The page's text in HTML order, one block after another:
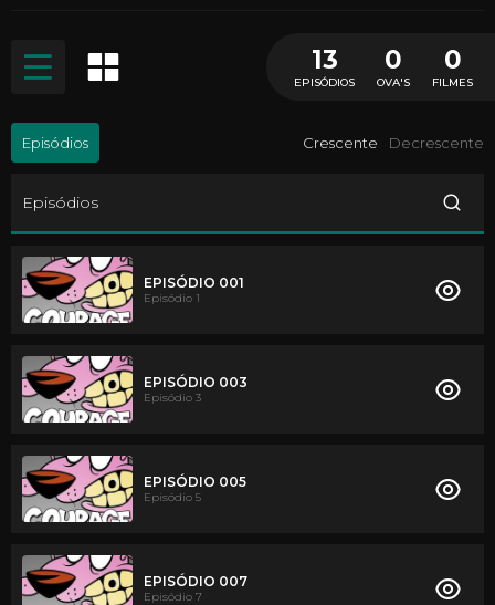
13
EPISÓDIOS
0
OVA'S
0
FILMES
Episódios Crescente Decrescente
Episódios
EPISÓDIO 001
Episódio 1
EPISÓDIO 003
Episódio 3
EPISÓDIO 005
Episódio 5
EPISÓDIO 007
Episódio 7